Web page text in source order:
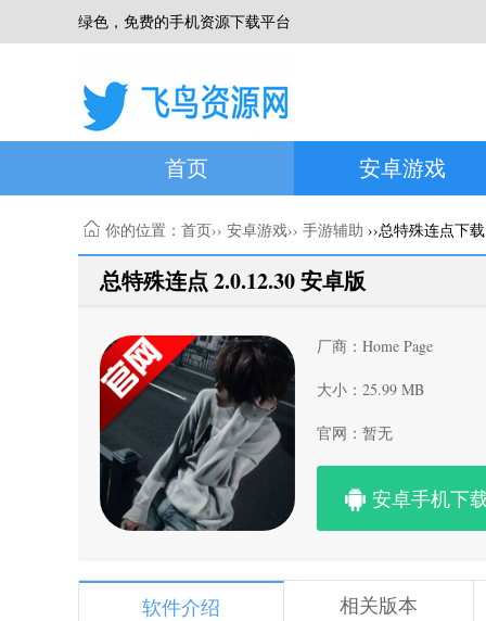
绿色，免费的手机资源下载平台
首页 安卓游戏
你的位置： 首页›› 安卓游戏›› 手游辅助 ››总特殊连点下载
总特殊连点 2.0.12.30 安卓版
安卓手机下
厂商：Home Page
大小：25.99 MB
官网：暂无
软件介绍 相关版本